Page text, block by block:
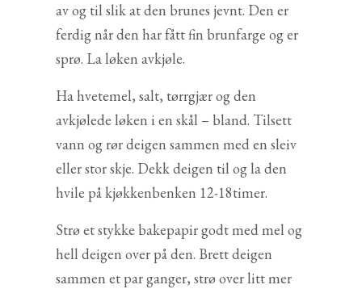
av og til slik at den brunes jevnt. Den er
ferdig når den har fått fin brunfarge og er
sprø. La løken avkjøle.
Ha hvetemel, salt, tørrgjær og den
avkjølede løken i en skål – bland. Tilsett
vann og rør deigen sammen med en sleiv
eller stor skje. Dekk deigen til og la den
hvile på kjøkkenbenken 12-18timer.
Strø et stykke bakepapir godt med mel og
hell deigen over på den. Brett deigen
sammen et par ganger, strø over litt mer